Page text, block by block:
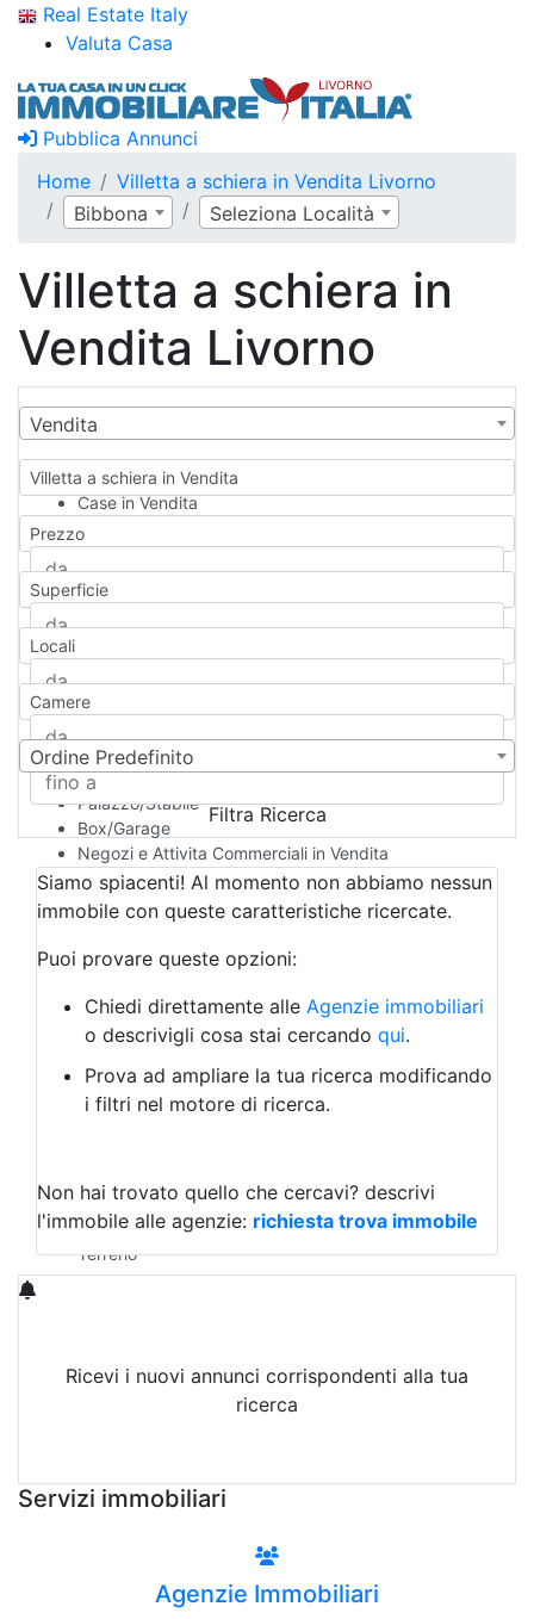
Real Estate Italy
Valuta Casa
Pubblica Annunci
Home
Villetta a schiera in Vendita Livorno
Bibbona
Seleziona Località
Villetta a schiera in
Vendita Livorno
Vendita
Villetta a schiera in Vendita
Case in Vendita
Qualsiasi
Appartamento
Casa indipendente
Casa Semi-indipendente
Attico/Mansarda
Rustico/Casale
Camera d'Albergo
Multiproprietà
Palazzo/Stabile
Box/Garage
Negozi e Attivita Commerciali in Vendita
Qualsiasi
Attività/Licenza Commerciale
Azienda Agricola
Bar/Ristorante
Albergo
Laboratorio Artigianale
Negozio/locale commerciale
Agriturismo
Magazzini
Qualsiasi
Terreno edificabile
Terreno
Prezzo
Superficie
Locali
Camere
Ordine Predefinito
Filtra Ricerca
Siamo spiacenti! Al momento non abbiamo nessun
immobile con queste caratteristiche ricercate.
Puoi provare queste opzioni:
Chiedi direttamente alle Agenzie immobiliari
o descrivigli cosa stai cercando qui.
Prova ad ampliare la tua ricerca modificando
i filtri nel motore di ricerca.
Non hai trovato quello che cercavi? descrivi
l'immobile alle agenzie: richiesta trova immobile
Ricevi i nuovi annunci corrispondenti alla tua
ricerca
Servizi immobiliari
Agenzie Immobiliari